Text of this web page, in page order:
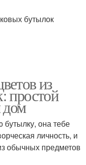
бутылок
из
простой
дом
она тебе
личность, и
обычных предметов